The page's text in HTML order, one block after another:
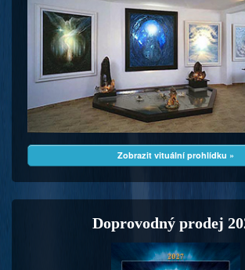
Zobrazit vituální prohlídku »
Doprovodný prodej